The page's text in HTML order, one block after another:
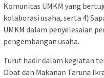
Komunitas UMKM yang
kolaborasi usaha, serta 4)
UMKM dalam penyelesaian
pengembangan usaha.
Turut hadir dalam kegiatan
Obat dan Makanan Taruna